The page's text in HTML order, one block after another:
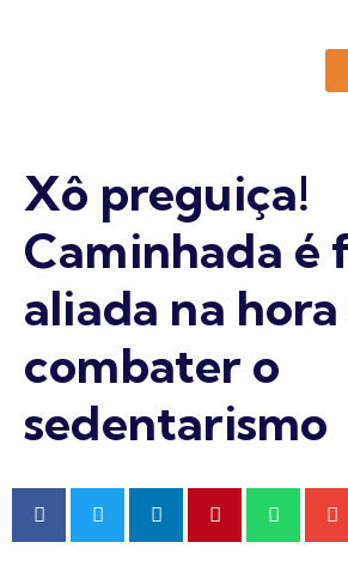
Xô preguiça!
Caminhada é
aliada na
combater o
sedentarismo